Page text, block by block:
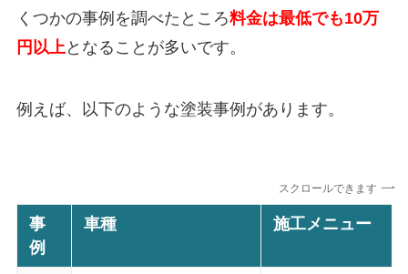
くつかの事例を調べたところ料金は最低でも10万
円以上 となることが多いです。
例えば、以下のような塗装事例があります。
スクロールできます
事
例
車種 施工メニュー